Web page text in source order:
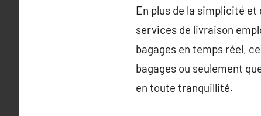
En plus de la simplicité
services de livraison
bagages en temps réel,
bagages ou seulement
en toute tranquillité.